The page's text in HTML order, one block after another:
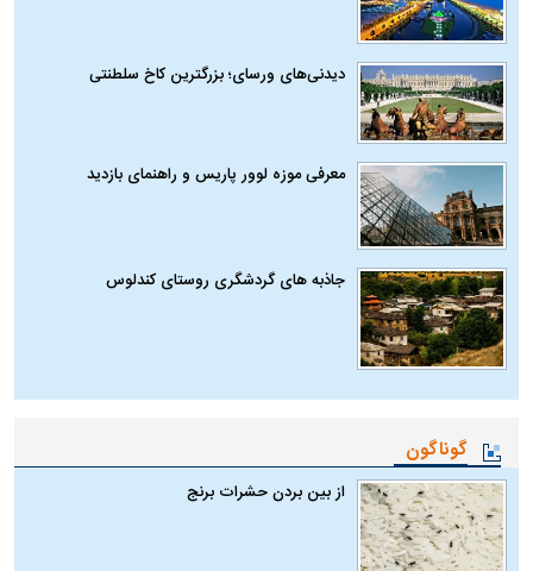
دیدنی‌های ورسای؛ بزرگترین کاخ سلطنتی
معرفی موزه لوور پاریس و راهنمای بازدید
جاذبه های گردشگری روستای کندلوس
گوناگون
از بین بردن حشرات برنج